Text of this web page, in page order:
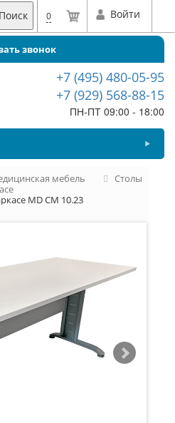
Поиск 0 Войти
звонок
+7 (495) 480-05-95
+7 (929) 568-88-15
ПН-ПТ 09:00 - 18:00
мебель
Столы
MD СМ 10.23